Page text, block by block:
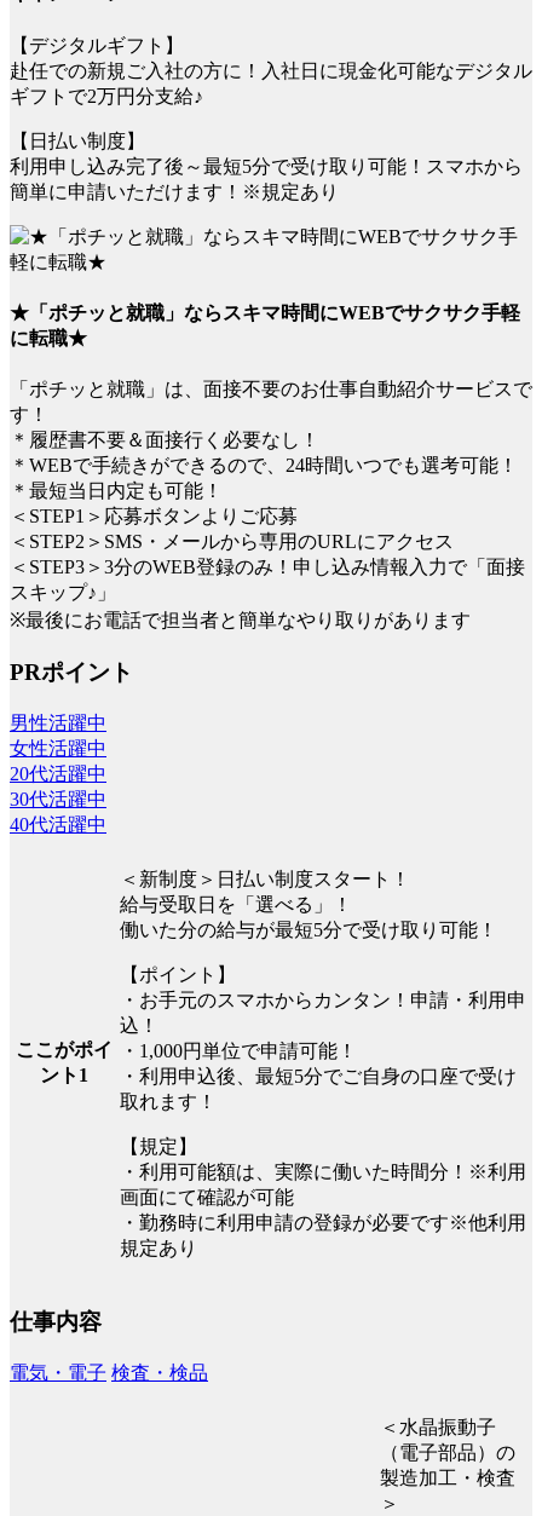
【デジタルギフト】
赴任での新規ご入社の方に！入社日に現金化可能なデジタル
ギフトで2万円分支給♪
【日払い制度】
利用申し込み完了後～最短5分で受け取り可能！スマホから
簡単に申請いただけます！※規定あり
★「ポチッと就職」ならスキマ時間にWEBでサクサク手軽
に転職★
「ポチッと就職」は、面接不要のお仕事自動紹介サービスで
す！
＊履歴書不要＆面接行く必要なし！
＊WEBで手続きができるので、24時間いつでも選考可能！
＊最短当日内定も可能！
＜STEP1＞応募ボタンよりご応募
＜STEP2＞SMS・メールから専用のURLにアクセス
＜STEP3＞3分のWEB登録のみ！申し込み情報入力で「面接
スキップ♪」
※最後にお電話で担当者と簡単なやり取りがあります
PRポイント
男性活躍中
女性活躍中
20代活躍中
30代活躍中
40代活躍中
ここがポイ
ント1
＜新制度＞日払い制度スタート！
給与受取日を「選べる」！
働いた分の給与が最短5分で受け取り可能！
【ポイント】
・お手元のスマホからカンタン！申請・利用申
込！
・1,000円単位で申請可能！
・利用申込後、最短5分でご自身の口座で受け
取れます！
【規定】
・利用可能額は、実際に働いた時間分！※利用
画面にて確認が可能
・勤務時に利用申請の登録が必要です※他利用
規定あり
仕事内容
電気・電子 検査・検品
＜水晶振動子
（電子部品）の
製造加工・検査
＞